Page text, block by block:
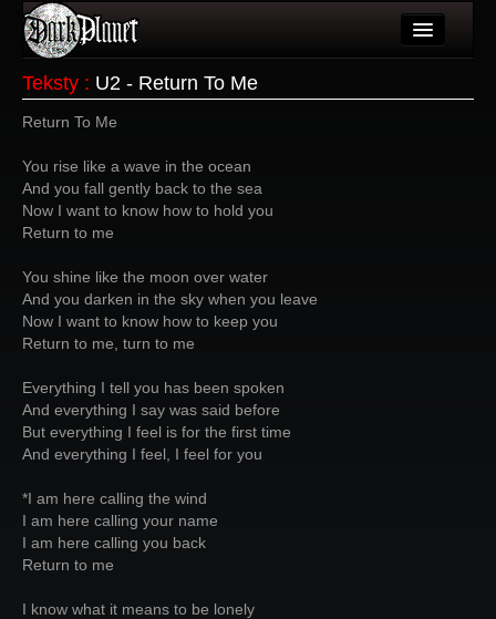
Galeria
Forum
Więcej
Login
Teksty : U2 - Return To Me
Return To Me
You rise like a wave in the ocean
And you fall gently back to the sea
Now I want to know how to hold you
Return to me
You shine like the moon over water
And you darken in the sky when you leave
Now I want to know how to keep you
Return to me, turn to me
Everything I tell you has been spoken
And everything I say was said before
But everything I feel is for the first time
And everything I feel, I feel for you
*I am here calling the wind
I am here calling your name
I am here calling you back
Return to me
I know what it means to be lonely